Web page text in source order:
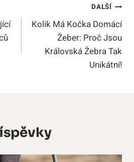
DALŠÍ
Kolik Má Kočka Domácí
Žeber: Proč Jsou
Královská Žebra Tak
Unikátní!